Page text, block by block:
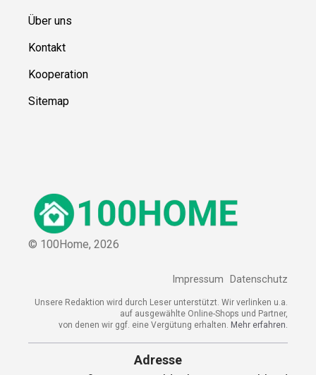
Über uns
Kontakt
Kooperation
Sitemap
© 100Home, 2026
Impressum Datenschutz
Unsere Redaktion wird durch Leser unterstützt. Wir verlinken u.a.
auf ausgewählte Online-Shops und Partner,
von denen wir ggf. eine Vergütung erhalten. Mehr erfahren.
Adresse